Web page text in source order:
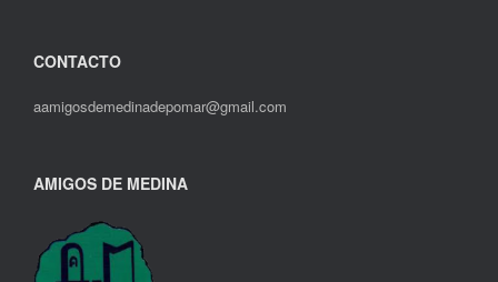
CONTACTO
aamigosdemedinadepomar@gmail.com
AMIGOS DE MEDINA